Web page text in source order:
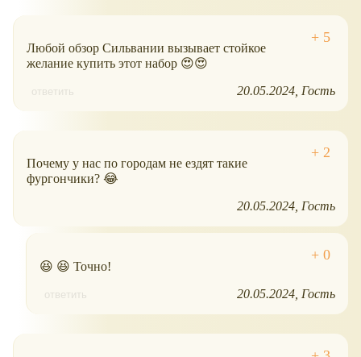
Любой обзор Сильвании вызывает стойкое
желание купить этот набор 😍😍
ответить 20.05.2024 Гость
Почему у нас по городам не ездят такие
фургончики? 😂
20.05.2024 Гость
😆 😆 Точно!
ответить 20.05.2024 Гость